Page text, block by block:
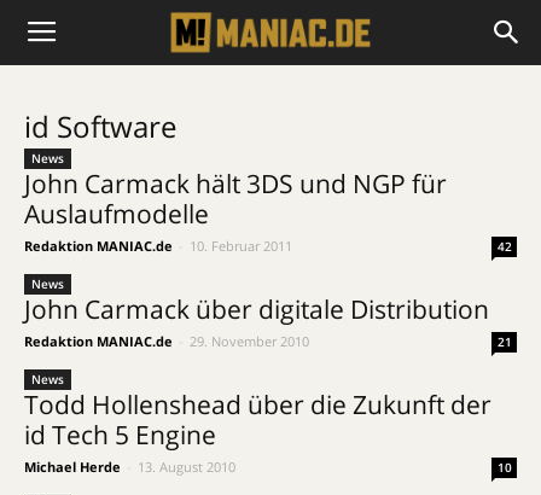
id Software
News
John Carmack hält 3DS und NGP für
Auslaufmodelle
Redaktion MANIAC.de 10. Februar 2011 42
News
John Carmack über digitale Distribution
Redaktion MANIAC.de 29. November 2010 21
News
Todd Hollenshead über die Zukunft der
id Tech 5 Engine
Michael Herde 13. August 2010 10